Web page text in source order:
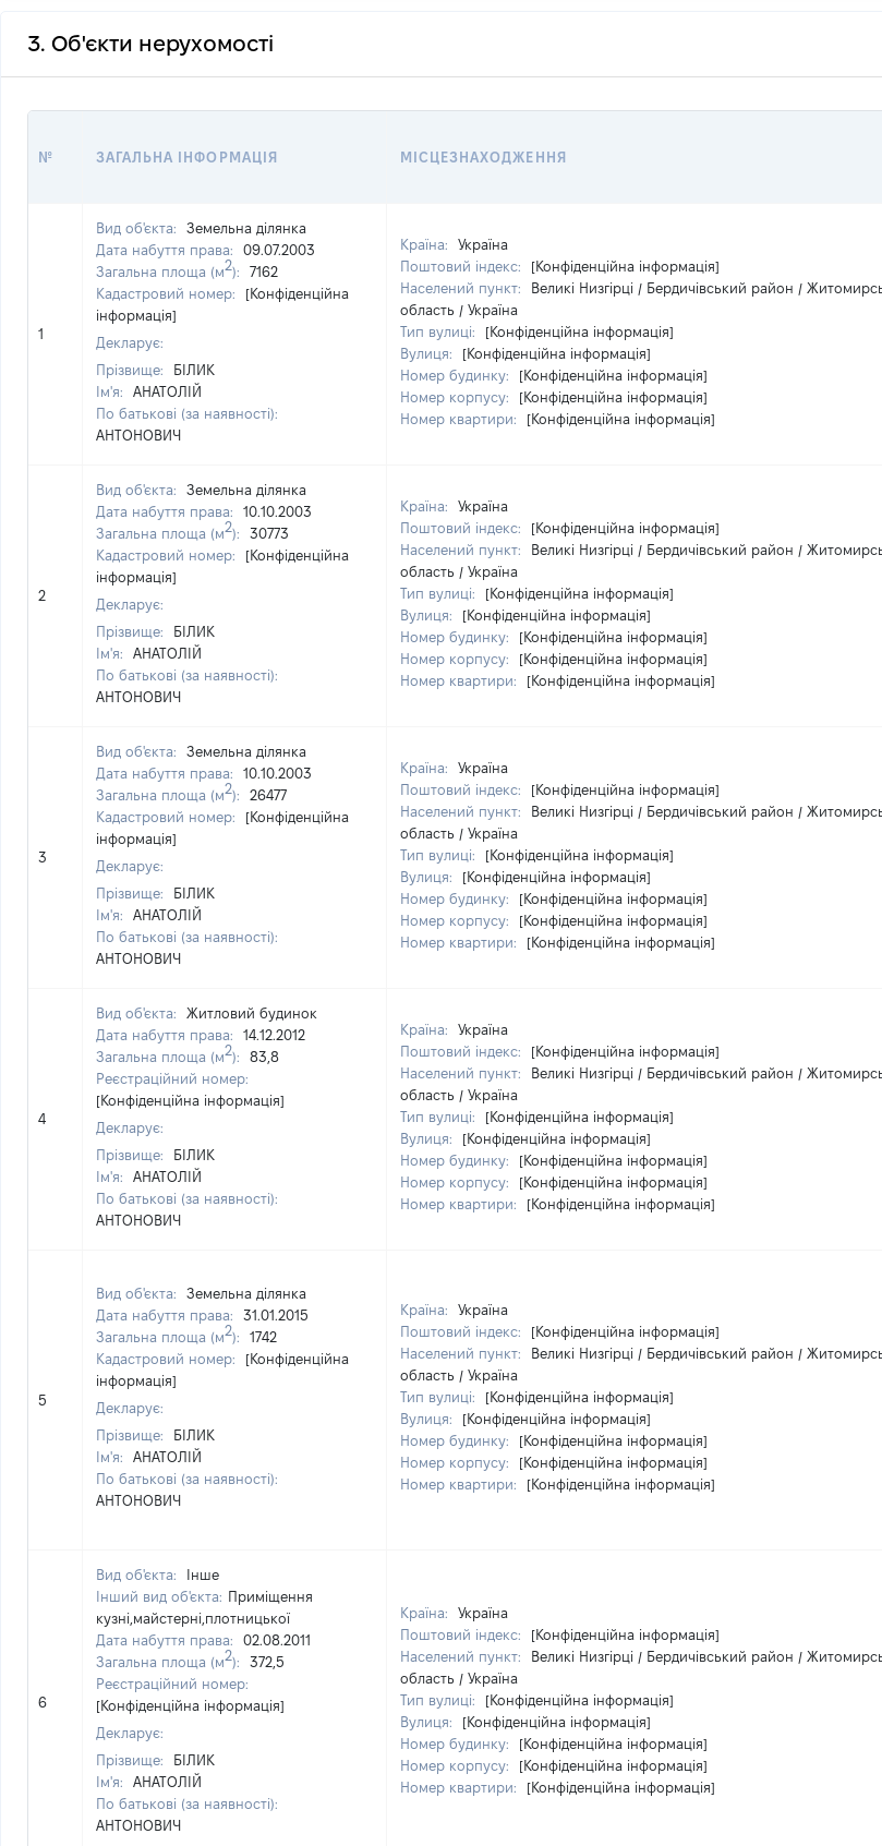
3. Об'єкти нерухомості
№ ЗАГАЛЬНА ІНФОРМАЦІЯ МІСЦЕЗНАХОДЖЕННЯ
1
Вид об'єкта:
Земельна ділянка
Дата набуття права:
09.07.2003
Загальна площа (м2):
7162
Кадастровий номер:
[Конфіденційна
інформація]
Декларує:
Прізвище:
БІЛИК
Ім'я:
АНАТОЛІЙ
По батькові (за наявності):
АНТОНОВИЧ
Країна:
Україна
Поштовий індекс:
[Конфіденційна інформація]
Населений пункт:
Великі Низгірці / Бердичівський район /
область / Україна
Тип вулиці:
[Конфіденційна інформація]
Вулиця:
[Конфіденційна інформація]
Номер будинку:
[Конфіденційна інформація]
Номер корпусу:
[Конфіденційна інформація]
Номер квартири:
[Конфіденційна інформація]
2
Вид об'єкта:
Земельна ділянка
Дата набуття права:
10.10.2003
Загальна площа (м2):
30773
Кадастровий номер:
[Конфіденційна
інформація]
Декларує:
Прізвище:
БІЛИК
Ім'я:
АНАТОЛІЙ
По батькові (за наявності):
АНТОНОВИЧ
Країна:
Україна
Поштовий індекс:
[Конфіденційна інформація]
Населений пункт:
Великі Низгірці / Бердичівський район /
область / Україна
Тип вулиці:
[Конфіденційна інформація]
Вулиця:
[Конфіденційна інформація]
Номер будинку:
[Конфіденційна інформація]
Номер корпусу:
[Конфіденційна інформація]
Номер квартири:
[Конфіденційна інформація]
3
Вид об'єкта:
Земельна ділянка
Дата набуття права:
10.10.2003
Загальна площа (м2):
26477
Кадастровий номер:
[Конфіденційна
інформація]
Декларує:
Прізвище:
БІЛИК
Ім'я:
АНАТОЛІЙ
По батькові (за наявності):
АНТОНОВИЧ
Країна:
Україна
Поштовий індекс:
[Конфіденційна інформація]
Населений пункт:
Великі Низгірці / Бердичівський район /
область / Україна
Тип вулиці:
[Конфіденційна інформація]
Вулиця:
[Конфіденційна інформація]
Номер будинку:
[Конфіденційна інформація]
Номер корпусу:
[Конфіденційна інформація]
Номер квартири:
[Конфіденційна інформація]
4
Вид об'єкта:
Житловий будинок
Дата набуття права:
14.12.2012
Загальна площа (м2):
83,8
Реєстраційний номер:
[Конфіденційна інформація]
Декларує:
Прізвище:
БІЛИК
Ім'я:
АНАТОЛІЙ
По батькові (за наявності):
АНТОНОВИЧ
Країна:
Україна
Поштовий індекс:
[Конфіденційна інформація]
Населений пункт:
Великі Низгірці / Бердичівський район /
область / Україна
Тип вулиці:
[Конфіденційна інформація]
Вулиця:
[Конфіденційна інформація]
Номер будинку:
[Конфіденційна інформація]
Номер корпусу:
[Конфіденційна інформація]
Номер квартири:
[Конфіденційна інформація]
5
Вид об'єкта:
Земельна ділянка
Дата набуття права:
31.01.2015
Загальна площа (м2):
1742
Кадастровий номер:
[Конфіденційна
інформація]
Декларує:
Прізвище:
БІЛИК
Ім'я:
АНАТОЛІЙ
По батькові (за наявності):
АНТОНОВИЧ
Країна:
Україна
Поштовий індекс:
[Конфіденційна інформація]
Населений пункт:
Великі Низгірці / Бердичівський район /
область / Україна
Тип вулиці:
[Конфіденційна інформація]
Вулиця:
[Конфіденційна інформація]
Номер будинку:
[Конфіденційна інформація]
Номер корпусу:
[Конфіденційна інформація]
Номер квартири:
[Конфіденційна інформація]
6
Вид об'єкта:
Інше
Інший вид об'єкта: Приміщення
кузні,майстерні,плотницької
Дата набуття права:
02.08.2011
Загальна площа (м2):
372,5
Реєстраційний номер:
[Конфіденційна інформація]
Декларує:
Прізвище:
БІЛИК
Ім'я:
АНАТОЛІЙ
По батькові (за наявності):
АНТОНОВИЧ
Країна:
Україна
Поштовий індекс:
[Конфіденційна інформація]
Населений пункт:
Великі Низгірці / Бердичівський район /
область / Україна
Тип вулиці:
[Конфіденційна інформація]
Вулиця:
[Конфіденційна інформація]
Номер будинку:
[Конфіденційна інформація]
Номер корпусу:
[Конфіденційна інформація]
Номер квартири:
[Конфіденційна інформація]